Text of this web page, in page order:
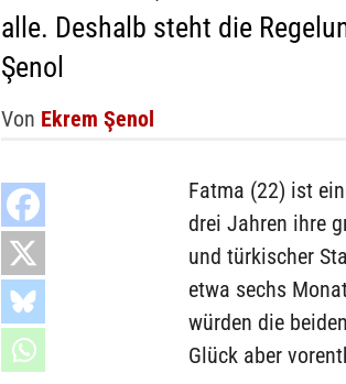
alle. Deshalb steht die
Şenol
Von Ekrem Şenol
Fatma (22) ist
drei Jahren ihre
und türkischer
etwa sechs
würden die
Glück aber